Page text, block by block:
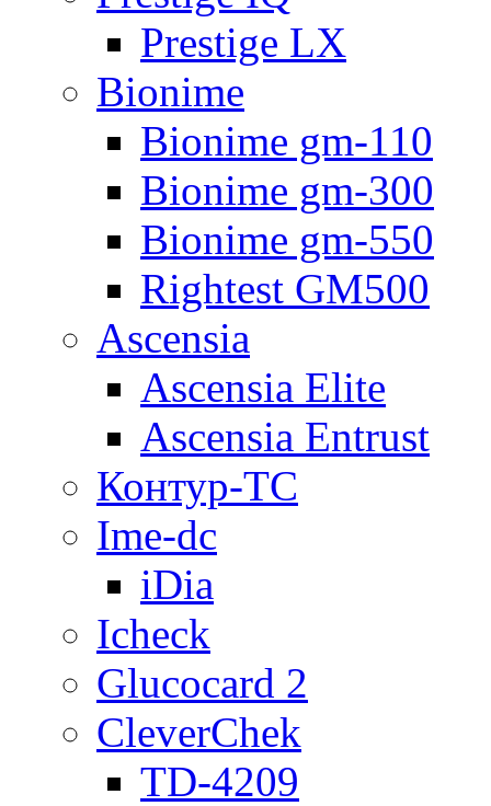
Prestige LX
Bionime
Bionime gm-110
Bionime gm-300
Bionime gm-550
Rightest GM500
Ascensia
Ascensia Elite
Ascensia Entrust
Контур-ТС
Ime-dc
iDia
Icheck
Glucocard 2
CleverChek
TD-4209